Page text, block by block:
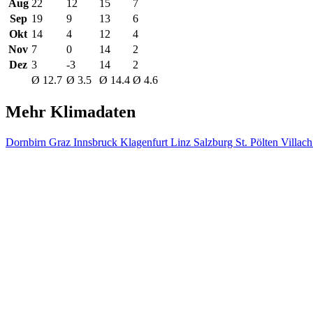
Aug 22 12 15
7
Sep 19 9 13
6
Okt 14 4 12
4
Nov 7 0 14
2
Dez 3 -3 14
2
Ø 12.7 Ø 3.5 Ø 14.4 Ø 4.6
Mehr Klimadaten
Dornbirn Graz Innsbruck Klagenfurt Linz Salzburg St. Pölten Villach